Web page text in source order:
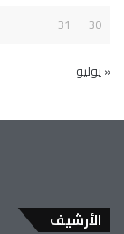
30
31
« يوليو
الأرشيف